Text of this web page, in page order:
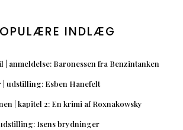
INDLÆG
| anmeldelse: Baronessen fra Benzintanken
udstilling: Esben Hanefelt
| kapitel 2: En krimi af Roxnakowsky
udstilling: Isens brydninger